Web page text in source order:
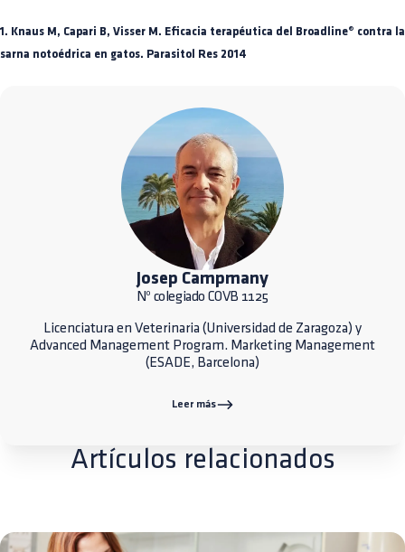
1. Knaus M, Capari B, Visser M. Eficacia terapéutica del Broadline® contra la
sarna notoédrica en gatos. Parasitol Res 2014
Josep Campmany
Nº colegiado COVB 1125
Licenciatura en Veterinaria (Universidad de Zaragoza) y
Advanced Management Program. Marketing Management
(ESADE, Barcelona)
Leer más
Artículos relacionados